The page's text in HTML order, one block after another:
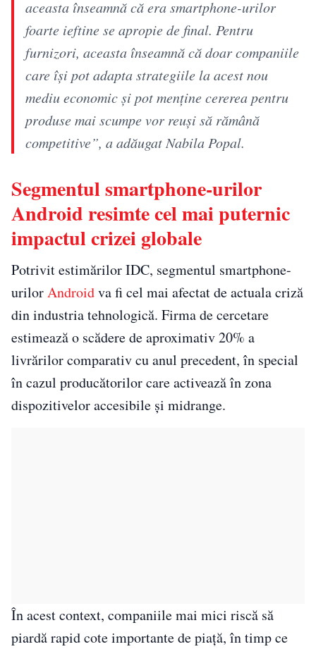
aceasta înseamnă că era smartphone-urilor
foarte ieftine se apropie de final. Pentru
furnizori, aceasta înseamnă că doar companiile
care își pot adapta strategiile la acest nou
mediu economic și pot menține cererea pentru
produse mai scumpe vor reuși să rămână
competitive”, a adăugat Nabila Popal.
Segmentul smartphone-urilor
Android resimte cel mai puternic
impactul crizei globale
Potrivit estimărilor IDC, segmentul smartphone-
urilorAndroidva fi cel mai afectat de actuala criză
din industria tehnologică. Firma de cercetare
estimează o scădere de aproximativ 20% a
livrărilor comparativ cu anul precedent, în special
în cazul producătorilor care activează în zona
dispozitivelor accesibile și midrange.
În acest context, companiile mai mici riscă să
piardă rapid cote importante de piață, în timp ce